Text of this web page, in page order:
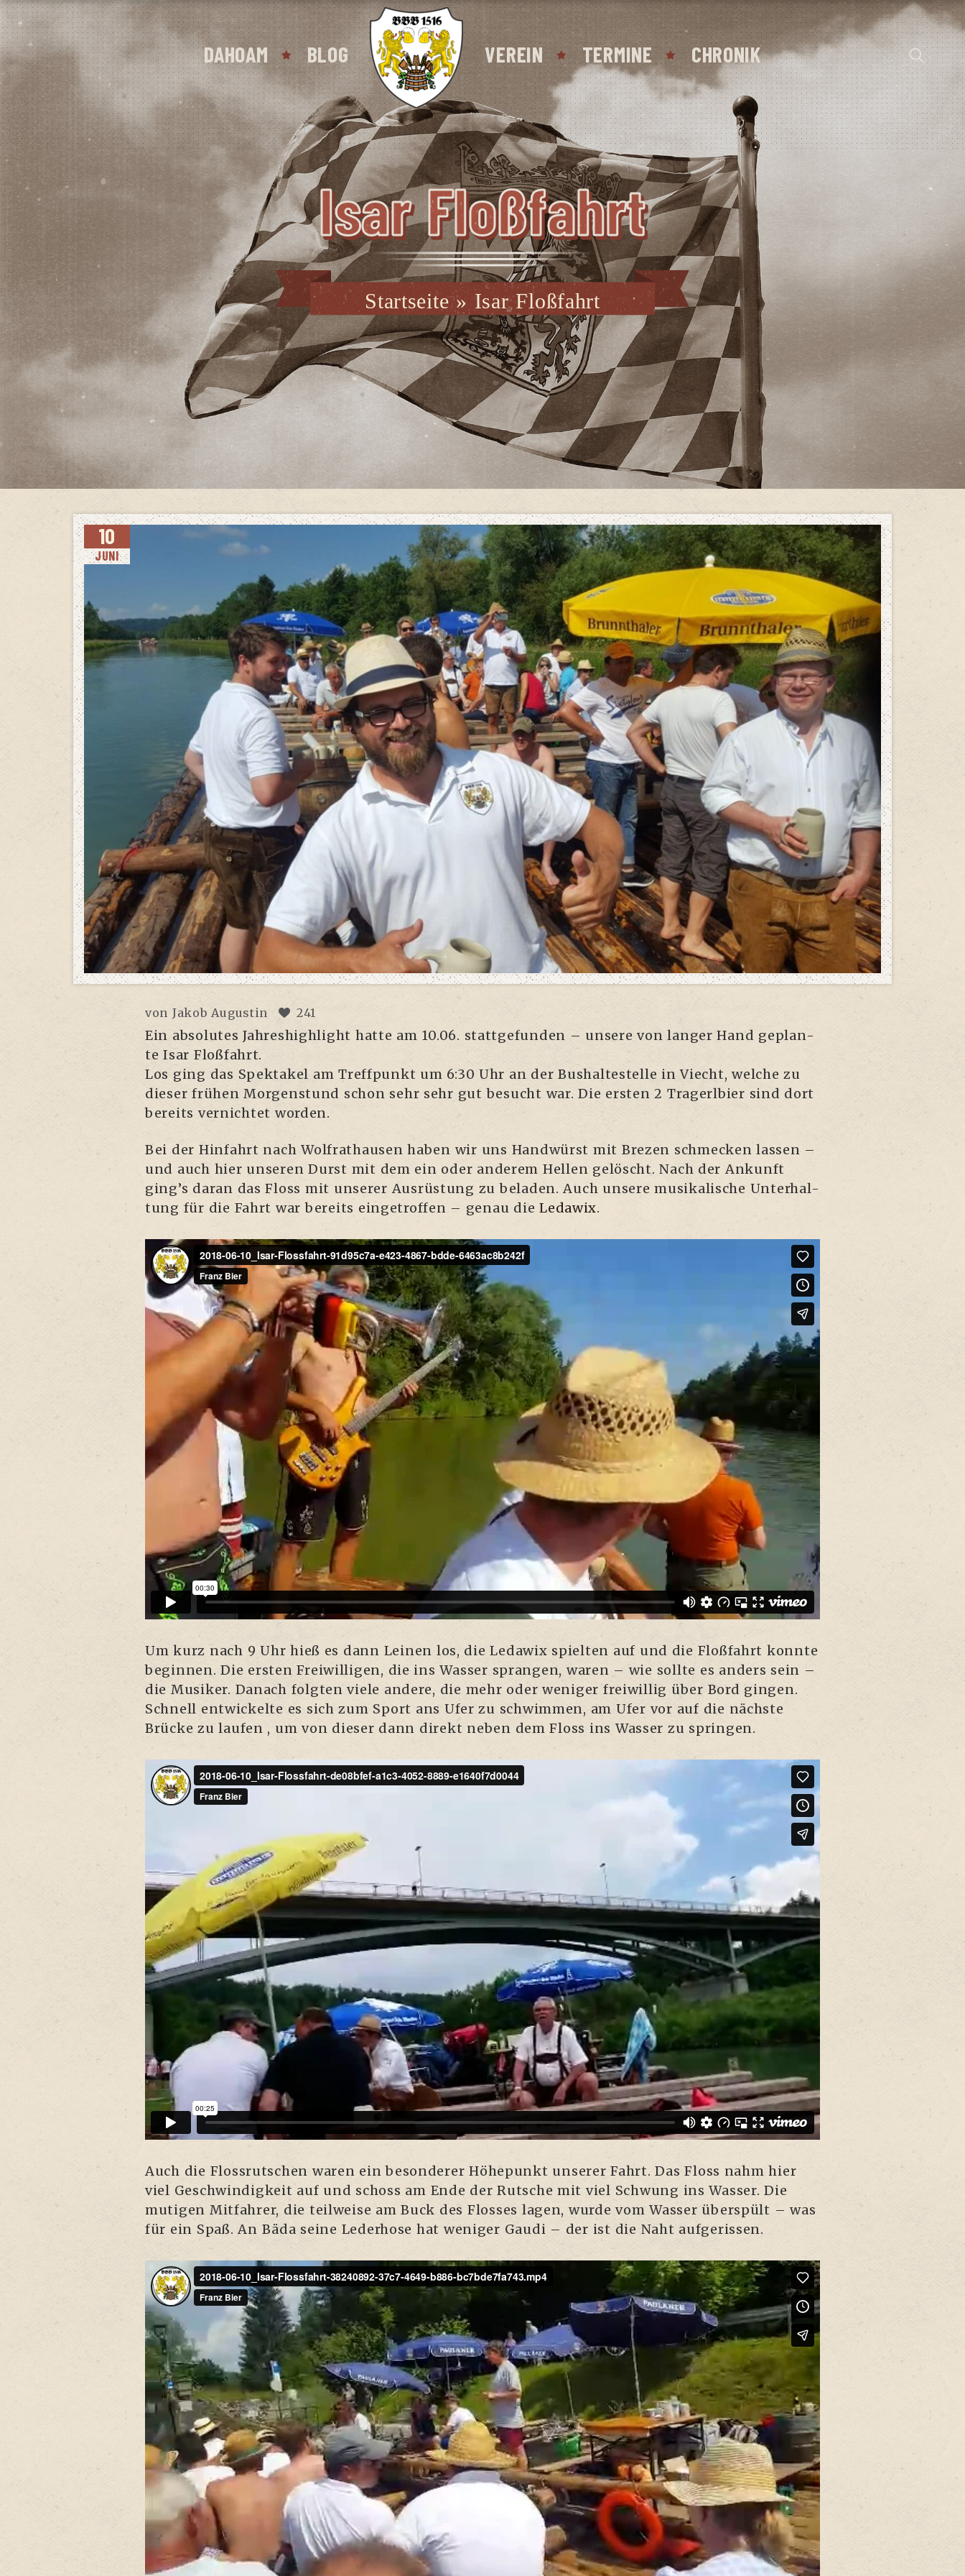
DAHOAM BLOG VEREIN TERMINE CHRONIK
Isar Floß­fahrt
Startseite»Isar Floßfahrt
10
JUNI
von Jakob Augustin 241
Ein abso­lu­tes Jah­res­high­light hat­te am 10.06. statt­ge­fun­den – unse­re von lan­ger Hand geplan­
te Isar Floßfahrt.
Los ging das Spek­ta­kel am Treff­punkt um 6:30 Uhr an der Bus­hal­te­stel­le in Viecht, wel­che zu
die­ser frü­hen Mor­gen­stund schon sehr sehr gut besucht war. Die ers­ten 2 Tra­gerl­bier sind dort
bereits ver­nich­tet worden.
Bei der Hin­fahrt nach Wolfrat­hau­sen haben wir uns Hand­würst mit Bre­zen schme­cken las­sen –
und auch hier unse­ren Durst mit dem ein oder ande­rem Hel­len gelöscht. Nach der Ankunft
ging’s dar­an das Floss mit unse­rer Aus­rüs­tung zu bela­den. Auch unse­re musi­ka­li­sche Unter­hal­
tung für die Fahrt war bereits ein­ge­trof­fen – genau dieLeda­wix.
Um kurz nach 9 Uhr hieß es dann Lei­nen los, die Leda­wix spiel­ten auf und die Floß­fahrt konn­te
begin­nen. Die ers­ten Frei­wil­li­gen, die ins Was­ser spran­gen, waren – wie soll­te es anders sein –
die Musi­ker. Danach folg­ten vie­le ande­re, die mehr oder weni­ger frei­wil­lig über Bord gin­gen.
Schnell ent­wi­ckel­te es sich zum Sport ans Ufer zu schwim­men, am Ufer vor auf die nächs­te
Brü­cke zu lau­fen , um von die­ser dann direkt neben dem Floss ins Was­ser zu springen.
Auch die Floss­rut­schen waren ein beson­de­rer Höhe­punkt unse­rer Fahrt. Das Floss nahm hier
viel Geschwin­dig­keit auf und schoss am Ende der Rut­sche mit viel Schwung ins Was­ser. Die
muti­gen Mit­fah­rer, die teil­wei­se am Buck des Flos­ses lagen, wur­de vom Was­ser über­spült – was
für ein Spaß. An Bäda sei­ne Leder­ho­se hat weni­ger Gau­di – der ist die Naht aufgerissen.